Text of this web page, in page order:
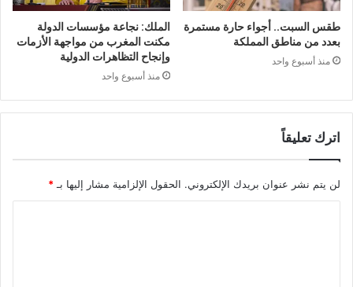
طقس السبت.. أجواء حارة مستمرة
بعدد من مناطق المملكة
منذ أسبوع واحد
الملك: نجاعة مؤسسات الدولة
مكنت المغرب من مواجهة الأزمات
وإنجاح التظاهرات الدولية
منذ أسبوع واحد
اترك تعليقاً
لن يتم نشر عنوان بريدك الإلكتروني. الحقول الإلزامية مشار إليها بـ *